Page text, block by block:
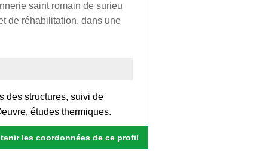
saint romain de surieu
de réhabilitation. dans une
des structures, suivi de
études thermiques.
les coordonnées de ce profil